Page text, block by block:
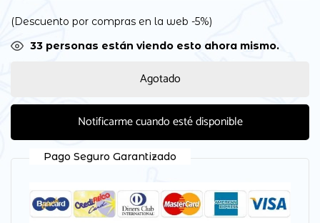
(Descuento por compras en la web -5%)
36 personas están viendo esto ahora mismo.
Agotado
Notificarme cuando esté disponible
Pago Seguro Garantizado